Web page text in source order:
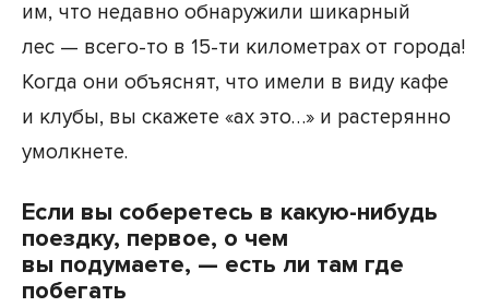
им, что недавно обнаружили шикарный
лес — всего-то в 15-ти километрах от города!
Когда они объяснят, что имели в виду кафе
и клубы, вы скажете «ах это…» и растерянно
умолкнете.
Если вы соберетесь в какую-нибудь
поездку, первое, о чем
вы подумаете, — есть ли там где
побегать